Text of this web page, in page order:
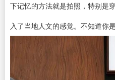
下记忆的方法就是拍照，特别是
入了当地人文的感觉。不知道你